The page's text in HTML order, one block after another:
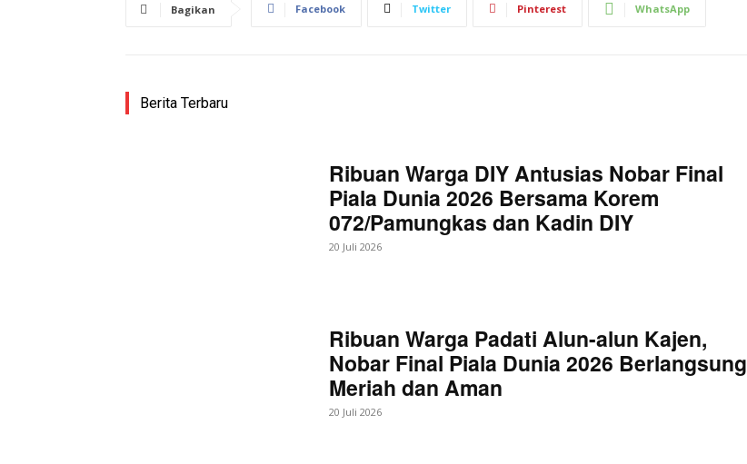
Bagikan Facebook Twitter Pinterest WhatsApp
Berita Terbaru
Ribuan Warga DIY Antusias Nobar Final
Piala Dunia 2026 Bersama Korem
072/Pamungkas dan Kadin DIY
20 Juli 2026
Ribuan Warga Padati Alun-alun Kajen,
Nobar Final Piala Dunia 2026 Berlangsung
Meriah dan Aman
20 Juli 2026